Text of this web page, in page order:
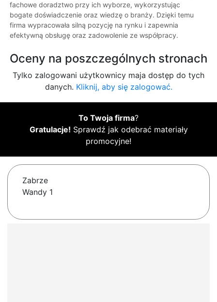
fachowe doradztwo przy ich wyborze, wykorzystując
bogate doświadczenie oraz wiedzę o branży. Dzięki temu
firma wypracowała silną pozycję na rynku i zapewnia
efektywną obsługę oraz zadowolenie ze współpracy.
Oceny na poszczególnych stronach
Tylko zalogowani użytkownicy maja dostęp do tych
danych. Kliknij, aby się zalogować.
To Twoja firma?
Gratulacje! Sprawdź jak odebrać materiały
promocyjne!
Zabrze
Wandy 1